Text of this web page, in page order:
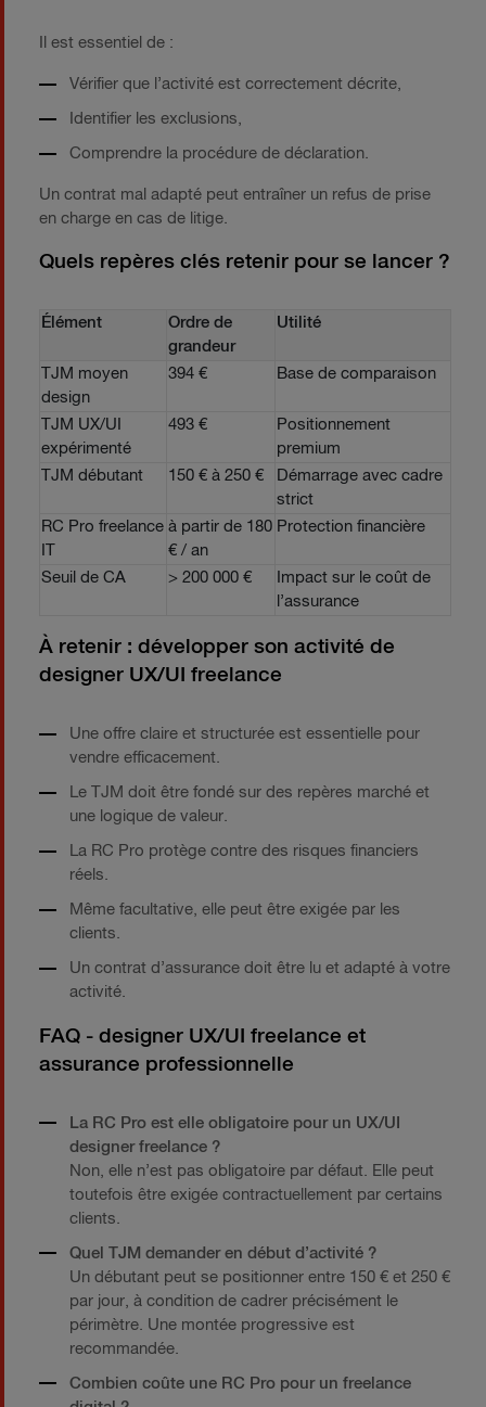
Il est essentiel de :
Vérifier que l’activité est correctement décrite,
Identifier les exclusions,
Comprendre la procédure de déclaration.
Un contrat mal adapté peut entraîner un refus de prise
en charge en cas de litige.
Quels repères clés retenir pour se lancer ?
Élément
Ordre de
grandeur
Utilité
TJM moyen
design
394 € Base de comparaison
TJM UX/UI
expérimenté
493 €
Positionnement
premium
TJM débutant
150 € à 250 €
Démarrage avec cadre
strict
RC Pro freelance à partir de 180
€ / an
Protection financière
Seuil de CA > 200 000 €
Impact sur le coût de
l’assurance
À retenir : développer son activité de
designer UX/UI freelance
Une offre claire et structurée est essentielle pour
vendre efficacement.
Le TJM doit être fondé sur des repères marché et
une logique de valeur.
La RC Pro protège contre des risques financiers
réels.
Même facultative, elle peut être exigée par les
clients.
Un contrat d’assurance doit être lu et adapté à votre
activité.
FAQ - designer UX/UI freelance et
assurance professionnelle
La RC Pro est elle obligatoire pour un UX/UI
designer freelance ?
Non, elle n’est pas obligatoire par défaut. Elle peut
toutefois être exigée contractuellement par certains
clients.
Quel TJM demander en début d’activité ?
Un débutant peut se positionner entre 150 € et 250 €
par jour, à condition de cadrer précisément le
périmètre. Une montée progressive est
recommandée.
Combien coûte une RC Pro pour un freelance